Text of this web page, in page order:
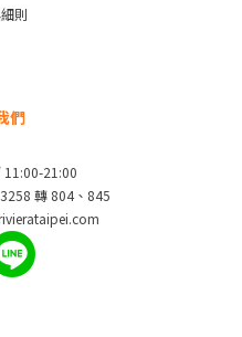
則
們
11:00-21:00
轉 804、845